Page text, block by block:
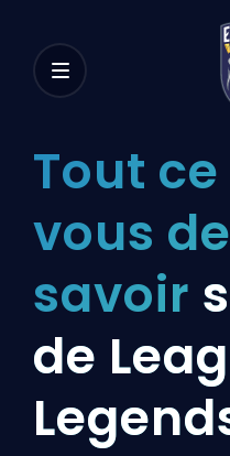
Tout
vous
savoir
de